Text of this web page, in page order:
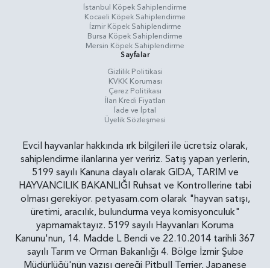
İstanbul Köpek Sahiplendirme
Kocaeli Köpek Sahiplendirme
İzmir Köpek Sahiplendirme
Bursa Köpek Sahiplendirme
Mersin Köpek Sahiplendirme
Sayfalar
Gizlilik Politikasi
KVKK Koruması
Çerez Politikası
İlan Kredi Fiyatları
İade ve İptal
Üyelik Sözleşmesi
Evcil hayvanlar hakkında ırk bilgileri ile ücretsiz olarak,
sahiplendirme ilanlarına yer veririz. Satış yapan yerlerin,
5199 sayılı Kanuna dayalı olarak GIDA, TARIM ve
HAYVANCILIK BAKANLIĞI Ruhsat ve Kontrollerine tabi
olması gerekiyor. petyasam.com olarak "hayvan satışı,
üretimi, aracılık, bulundurma veya komisyonculuk"
yapmamaktayız. 5199 sayılı Hayvanları Koruma
Kanunu'nun, 14. Madde L Bendi ve 22.10.2014 tarihli 367
sayılı Tarım ve Orman Bakanlığı 4. Bölge İzmir Şube
Müdürlüğü'nün yazısı gereği Pitbull Terrier, Japanese